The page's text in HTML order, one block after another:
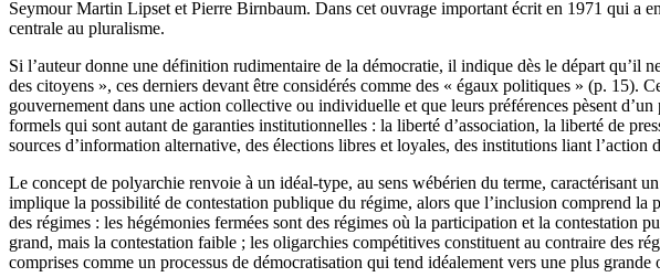
Seymour Martin Lipset et Pierre Birnbaum. Dans cet ouvrage important écrit en 1971 qui a
centrale au pluralisme.
Si l’auteur donne une définition rudimentaire de la démocratie, il indique dès le départ qu’il
des citoyens », ces derniers devant être considérés comme des « égaux politiques » (p.
gouvernement dans une action collective ou individuelle et que leurs préférences pèsent
formels qui sont autant de garanties institutionnelles : la liberté d’association, la liberté de
sources d’information alternative, des élections libres et loyales, des institutions liant
Le concept de polyarchie renvoie à un idéal-type, au sens wébérien du terme, caractérisant
implique la possibilité de contestation publique du régime, alors que l’inclusion comprend
des régimes : les hégémonies fermées sont des régimes où la participation et la contestation
grand, mais la contestation faible ; les oligarchies compétitives constituent au contraire des
comprises comme un processus de démocratisation qui tend idéalement vers une plus